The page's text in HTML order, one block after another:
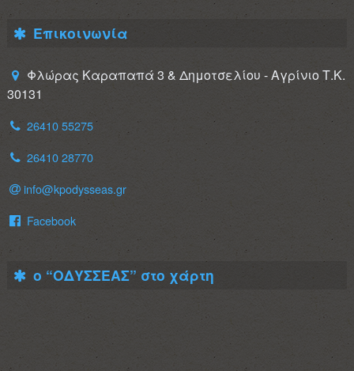
Επικοινωνία
Φλώρας Καραπαπά 3 & Δημοτσελίου - Αγρίνιο Τ.Κ.
30131
26410 55275
26410 28770
info@kpodysseas.gr
Facebook
ο “ΟΔΥΣΣΕΑΣ” στο χάρτη